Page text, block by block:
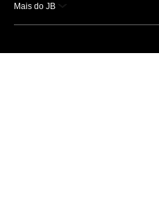
Mais do JB
Esportes